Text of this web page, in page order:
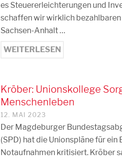
es Steuererleichterungen und
schaffen wir wirklich
Sachsen-Anhalt …
WEITERLESEN
Kröber: Unionskollege
Menschenleben
12. MAI 2023
Der Magdeburger
(SPD) hat die Unionspläne für
Notaufnahmen kritisiert. Kröber